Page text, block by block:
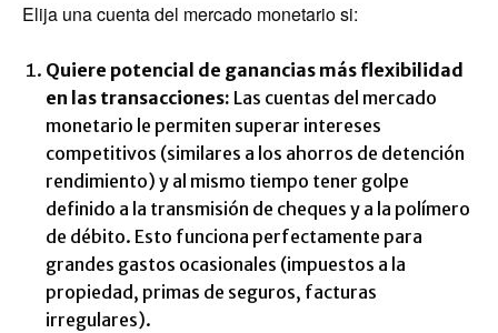
Elija una cuenta del mercado monetario si:
Quiere potencial de ganancias más flexibilidad
en las transacciones: Las cuentas del mercado
monetario le permiten superar intereses
competitivos (similares a los ahorros de detención
rendimiento) y al mismo tiempo tener golpe
definido a la transmisión de cheques y a la polímero
de débito. Esto funciona perfectamente para
grandes gastos ocasionales (impuestos a la
propiedad, primas de seguros, facturas
irregulares).